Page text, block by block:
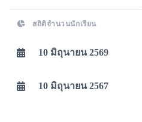
สถิติจำนวนนักเรียน
10 มิถุนายน 2569
10 มิถุนายน 2567